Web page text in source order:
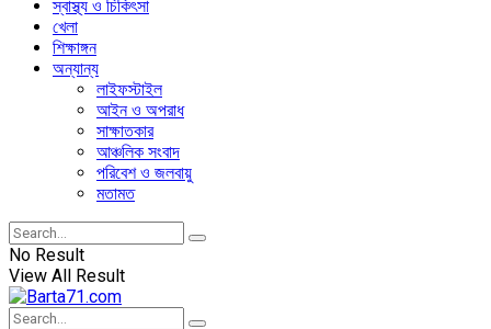
স্বাস্থ্য ও চিকিৎসা
খেলা
শিক্ষাঙ্গন
অন্যান্য
লাইফস্টাইল
আইন ও অপরাধ
সাক্ষাতকার
আঞ্চলিক সংবাদ
পরিবেশ ও জলবায়ু
মতামত
No Result
View All Result